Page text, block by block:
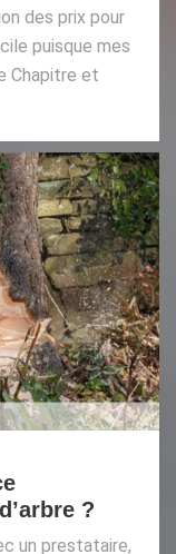
des prix pour
puisque mes
Chapitre et
?
un prestataire,